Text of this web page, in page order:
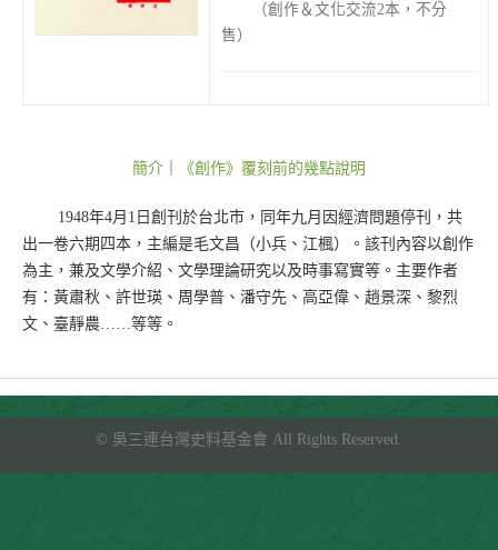
（創作＆文化交流2本，不分
售）
簡介 《創作》覆刻前的幾點說明
1948年4月1日創刊於台北市，同年九月因經濟問題停刊，共
出一卷六期四本，主編是毛文昌（小兵、江楓）。該刊內容以創作
為主，兼及文學介紹、文學理論研究以及時事寫實等。主要作者
有：黃肅秋、許世瑛、周學普、潘守先、高亞偉、趙景深、黎烈
文、臺靜農……等等。
© 吳三連台灣史料基金會 All Rights Reserved.